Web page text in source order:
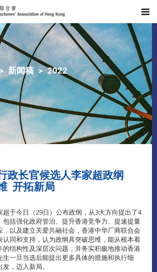
新闻稿 2022
政长官候选人李家超政纲
开拓新局
超于今日（29日）公布政纲，从3大方向提出了4
包括强化政府管治、提升香港竞争力、提速提量
，以及建立关爱共融社会，香港中华厂商联合会
认同和支持，认为政纲具突破思维，能从根本着
的结构性及深层次问题，并务实积极地推动香港
生一旦当选后能提出更多具体的措施和执行细
，迈入新局。